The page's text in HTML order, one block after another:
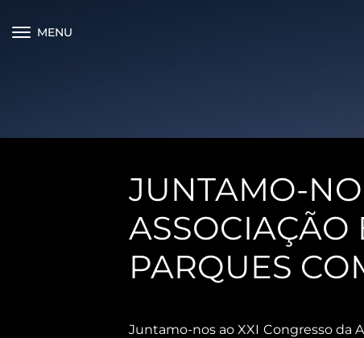
MENU
JUNTAMO-
ASSOCIAÇÃO
PARQUES
Juntamo-nos ao XXI Congresso da